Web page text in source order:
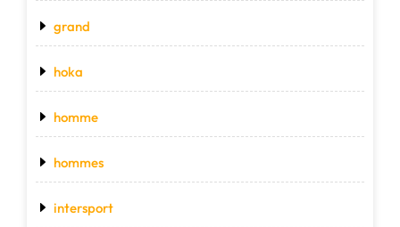
grand
hoka
homme
hommes
intersport